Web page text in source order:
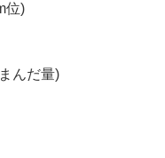
位)
んだ量)